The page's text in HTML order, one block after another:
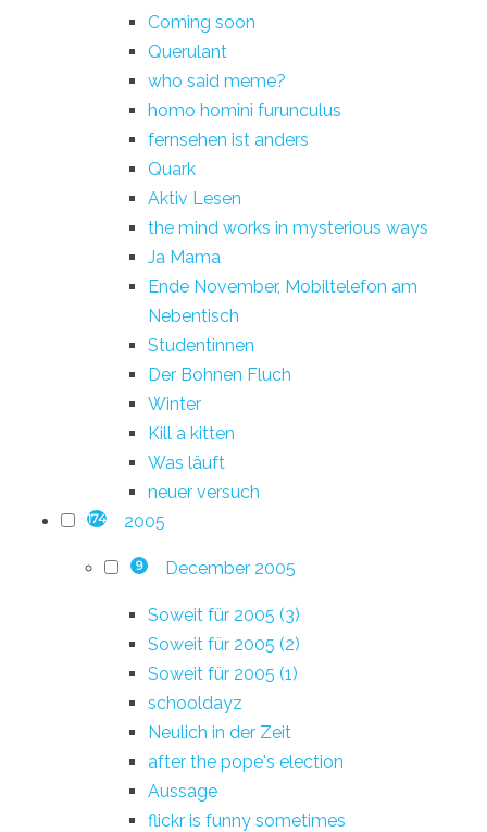
Coming soon
Querulant
who said meme?
homo homini furunculus
fernsehen ist anders
Quark
Aktiv Lesen
the mind works in mysterious ways
Ja Mama
Ende November, Mobiltelefon am
Nebentisch
Studentinnen
Der Bohnen Fluch
Winter
Kill a kitten
Was läuft
neuer versuch
174 2005
9 December 2005
Soweit für 2005 (3)
Soweit für 2005 (2)
Soweit für 2005 (1)
schooldayz
Neulich in der Zeit
after the pope's election
Aussage
flickr is funny sometimes